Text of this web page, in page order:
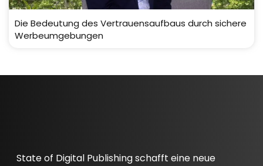
Die Bedeutung des Vertrauensaufbaus durch sichere
Werbeumgebungen
State of Digital Publishing schafft eine neue